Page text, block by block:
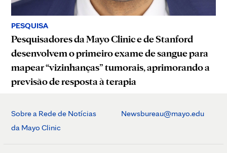
PESQUISA
Pesquisadores da Mayo Clinic e de Stanford
desenvolvem o primeiro exame de sangue para
mapear “vizinhanças” tumorais, aprimorando a
previsão de resposta à terapia
Sobre a Rede de Notícias
da Mayo Clinic
Newsbureau@mayo.edu